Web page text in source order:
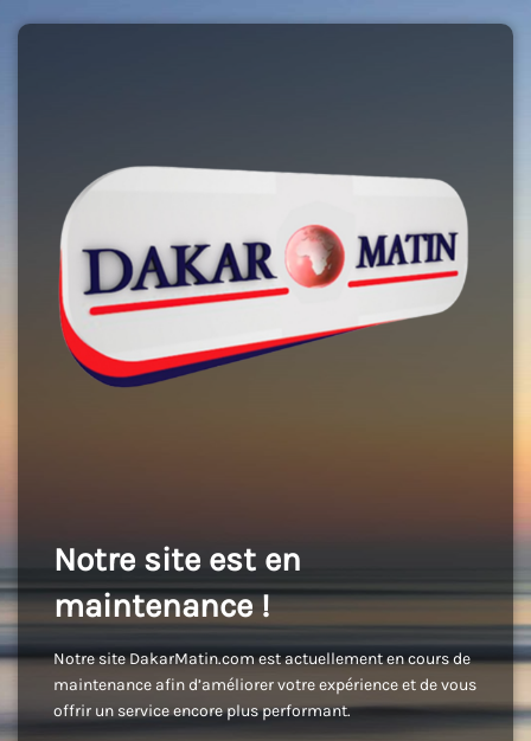
Notre site est en
maintenance !
Notre site DakarMatin.com est actuellement en cours de
maintenance afin d’améliorer votre expérience et de vous
offrir un service encore plus performant.